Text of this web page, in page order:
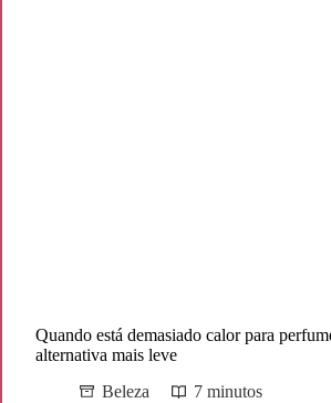
Quando está demasiado calor para
alternativa mais leve
Beleza
7 minutos